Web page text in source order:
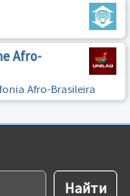
Afro-
Afro-Brasileira